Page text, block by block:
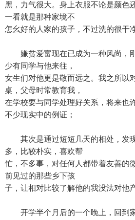
黑，力气很大。身上衣服不论是颜色
一看就是那种家境不
怎幺好的人家的孩子，不过洗的很干
嫌贫爱富现在已成为一种风尚，
少有同学与他来往，
女生们对他更是敬而远之。我之所以
桌，父母时常教育我，
在学校要与同学处理好关系，将来也
不少现实中的例证；
其次是通过短短几天的相处，发
多，比较朴实，喜欢帮
忙，不多事，对任何人都带着友善的
前见过的那些乡下孩
子，让相对比较了解他的我没法对他
开学半个月后的一个晚上，回到